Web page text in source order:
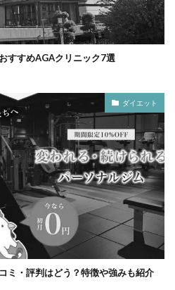
すすめAGAクリニック7選
ダイエット
ミ・評判はどう？特徴や強みも紹介